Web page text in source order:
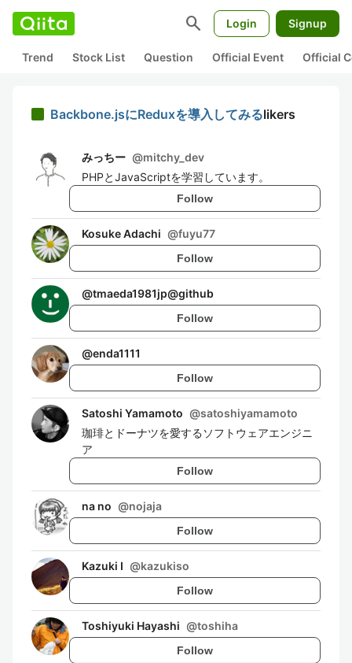
search Login Signup
Trend Stock List Question Official Event Official
Backbone.jsにReduxを導入してみるlikers
みっちー @mitchy_dev
PHPとJavaScriptを学習しています。
Follow
Kosuke Adachi @fuyu77
Follow
@tmaeda1981jp@github
Follow
@enda1111
Follow
Satoshi Yamamoto @satoshiyamamoto
珈琲とドーナツを愛するソフトウェアエンジニ
ア
Follow
na no @nojaja
Follow
Kazuki I @kazukiso
Follow
Toshiyuki Hayashi @toshiha
Follow